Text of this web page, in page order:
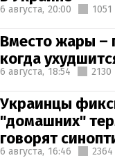
6 августа, 20:00 1051
Вместо жары –
когда
6 августа, 18:54 2130
Украинцы
"домашних"
говорят
6 августа, 16:46 2364